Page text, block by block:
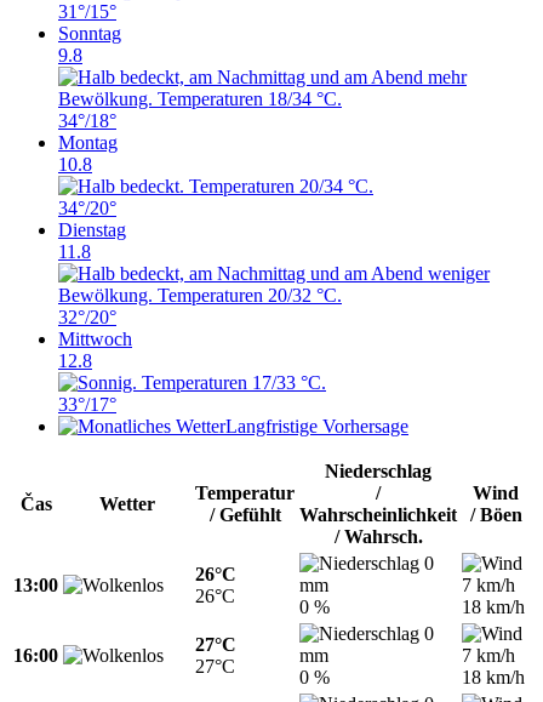
31°/15°
Sonntag
9.8
34°/18°
Montag
10.8
34°/20°
Dienstag
11.8
32°/20°
Mittwoch
12.8
33°/17°
Langfristige Vorhersage
Čas Wetter
Temperatur
/ Gefühlt
Niederschlag
/
Wahrscheinlichkeit
/ Wahrsch.
Wind
/ Böen
13:00
26°C
26°C
0
mm
0 %
7 km/h
18 km/h
16:00
27°C
27°C
0
mm
0 %
7 km/h
18 km/h